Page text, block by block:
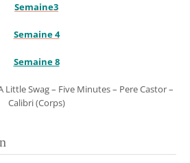
Semaine3
Semaine 4
Semaine 8
Little Swag – Five Minutes – Pere Castor –
Calibri (Corps)